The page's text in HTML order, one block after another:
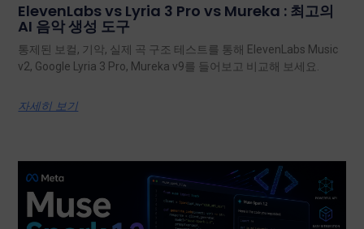
ElevenLabs vs Lyria 3 Pro vs Mureka : 최고의
AI 음악 생성 도구
통제된 보컬, 기악, 실제 곡 구조 테스트를 통해 ElevenLabs Music
v2, Google Lyria 3 Pro, Mureka v9를 들어보고 비교해 보세요.
자세히 보기